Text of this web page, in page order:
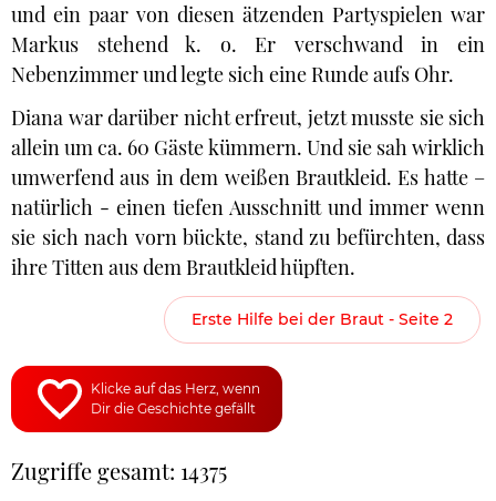
und ein paar von diesen ätzenden Partyspielen war
Markus stehend k. o. Er verschwand in ein
Nebenzimmer und legte sich eine Runde aufs Ohr.
Diana war darüber nicht erfreut, jetzt musste sie sich
allein um ca. 60 Gäste kümmern. Und sie sah wirklich
umwerfend aus in dem weißen Brautkleid. Es hatte –
natürlich - einen tiefen Ausschnitt und immer wenn
sie sich nach vorn bückte, stand zu befürchten, dass
ihre Titten aus dem Brautkleid hüpften.
Erste Hilfe bei der Braut - Seite 2
Klicke auf das Herz, wenn
Dir die Geschichte gefällt
Zugriffe gesamt: 14375